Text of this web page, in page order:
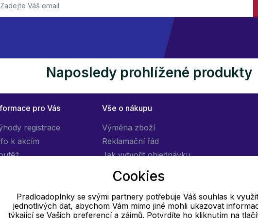
Naposledy prohlížené produkty
pro Vás
registrace
k akcím
Vše o nákupu
Výměna zboží
Reklamační řád
Jak vytvořit objednávku
Obchodní podmínky
Doprava
E-mail
Cookies
Pradloadoplnky se svými partnery potřebuje Váš souhlas k
jednotlivých dat, abychom Vám mimo jiné mohli ukazovat
týkající se Vašich preferencí a zájmů. Potvrdíte ho kliknutím na